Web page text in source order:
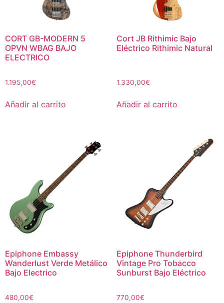
CORT GB-MODERN 5
OPVN WBAG BAJO
ELECTRICO
1.195,00€
Añadir al carrito
Cort JB Rithimic Bajo
Eléctrico Rithimic Natural
1.330,00€
Añadir al carrito
Epiphone Embassy
Wanderlust Verde Metálico
Bajo Electrico
480,00€
Epiphone Thunderbird
Vintage Pro Tobacco
Sunburst Bajo Eléctrico
770,00€